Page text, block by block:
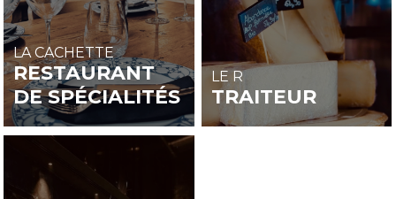
LA CACHETTE
RESTAURANT
DE SPÉCIALITÉS
LE R
TRAITEUR